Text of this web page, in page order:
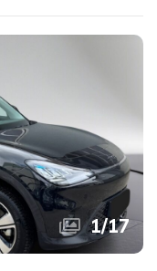
1/17